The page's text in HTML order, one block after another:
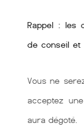
Rappel : les
de conseil et
Vous ne
acceptez
aura dégoté.